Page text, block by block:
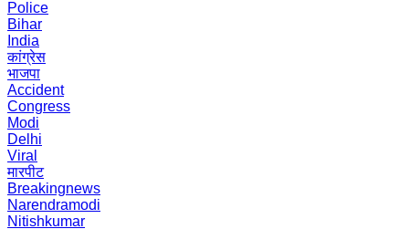
Police
Bihar
India
कांग्रेस
भाजपा
Accident
Congress
Modi
Delhi
Viral
मारपीट
Breakingnews
Narendramodi
Nitishkumar